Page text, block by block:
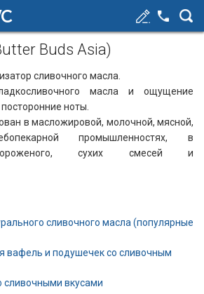
Buds Asia)
сливочного масла.
масла и ощущение
ноты.
в масложировой, молочной, мясной,
промышленностях, в
сухих смесей и
сливочного масла (популярные
вафель и подушечек со сливочным
сливочными вкусами